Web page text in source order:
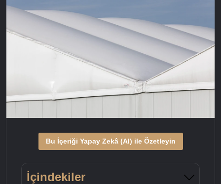
Bu İçeriği Yapay Zekâ (AI) ile Özetleyin
İçindekiler